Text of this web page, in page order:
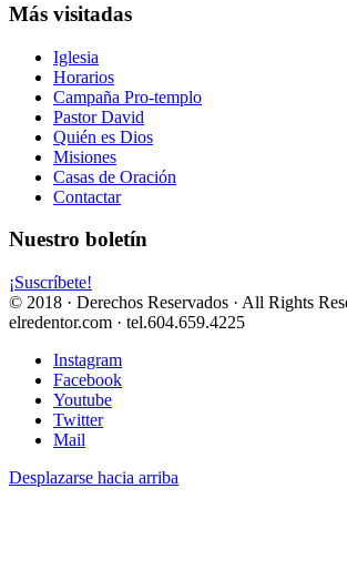
Más visitadas
Iglesia
Horarios
Campaña Pro-templo
Pastor David
Quién es Dios
Misiones
Casas de Oración
Contactar
Nuestro boletín
¡Suscríbete!
© 2018 · Derechos Reservados · All Rights
elredentor.com · tel.604.659.4225
Instagram
Facebook
Youtube
Twitter
Mail
Desplazarse hacia arriba